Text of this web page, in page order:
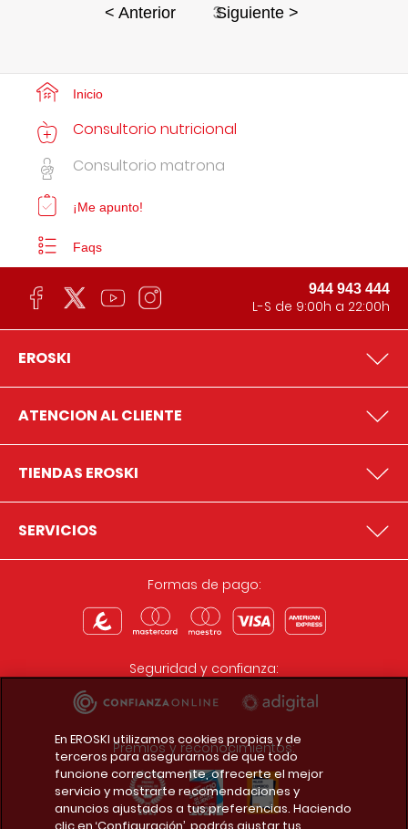
< Anterior 3Siguiente >
Inicio
Consultorio nutricional
Consultorio matrona
¡Me apunto!
Faqs
944 943 444
L-S de 9:00h a 22:00h
EROSKI
ATENCION AL CLIENTE
TIENDAS EROSKI
SERVICIOS
Formas de pago:
Seguridad y confianza:
Premios y reconocimientos:
En EROSKI utilizamos cookies propias y de
terceros para asegurarnos de que todo
funcione correctamente, ofrecerte el mejor
servicio y mostrarte recomendaciones y
anuncios ajustados a tus preferencias. Haciendo
clic en ‘Configuración’, podrás ajustar tus